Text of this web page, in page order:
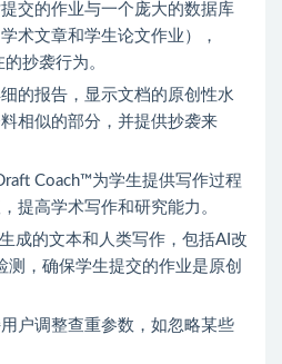
提交的作业与一个庞大的数据库
术文章和学生论文作业），
抄袭行为。
细的报告，显示文档的原创性水
相似的部分，并提供抄袭来
Coach™为学生提供写作过程
提高学术写作和研究能力。
生成的文本和人类写作，包括AI改
测，确保学生提交的作业是原创
用户调整查重参数，如忽略某些